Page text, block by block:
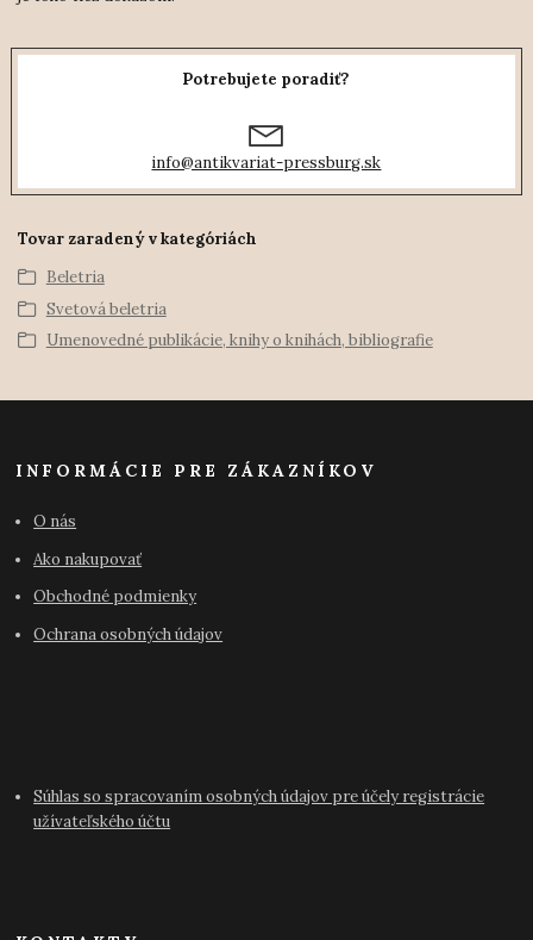
Potrebujete poradiť?
info@antikvariat-pressburg.sk
Tovar zaradený v kategóriách
Beletria
Svetová beletria
Umenovedné publikácie, knihy o knihách, bibliografie
INFORMÁCIE PRE ZÁKAZNÍKOV
O nás
Ako nakupovať
Obchodné podmienky
Ochrana osobných údajov
Súhlas so spracovaním osobných údajov pre účely registrácie
užívateľského účtu